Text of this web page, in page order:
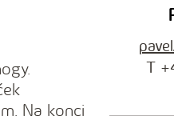
Na konci
T